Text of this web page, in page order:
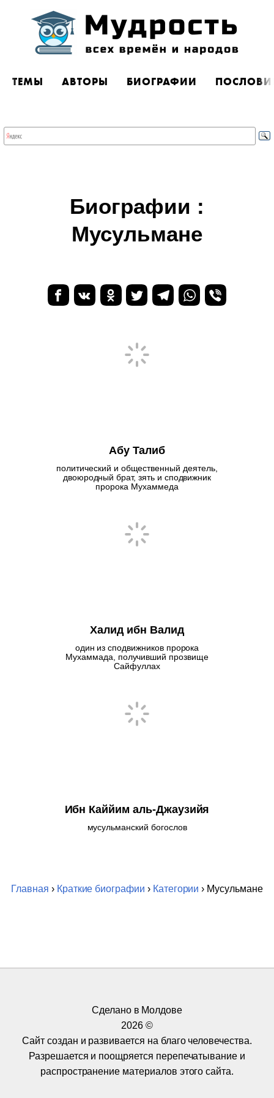
ТЕМЫ АВТОРЫ БИОГРАФИИ
Биографии :
Мусульмане
Абу Талиб
политический и общественный деятель,
двоюродный брат, зять и сподвижник
пророка Мухаммеда
Халид ибн Валид
один из сподвижников пророка
Мухаммада, получивший прозвище
Сайфуллах
Ибн Каййим аль-Джаузийя
мусульманский богослов
Главная › Краткие биографии › Категории › Мусульмане
Сделано в Молдове
2026 ©
Сайт создан и развивается на благо человечества.
Разрешается и поощряется перепечатывание и
распространение материалов этого сайта.